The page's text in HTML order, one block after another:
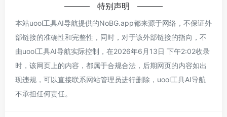
特别声明
本站uool工具AI导航提供的NoBG.app都来源于网络，不保证外
部链接的准确性和完整性，同时，对于该外部链接的指向，不
由uool工具AI导航实际控制，在2026年6月13日 下午2:02收录
时，该网页上的内容，都属于合规合法，后期网页的内容如出
现违规，可以直接联系网站管理员进行删除，uool工具AI导航
不承担任何责任。